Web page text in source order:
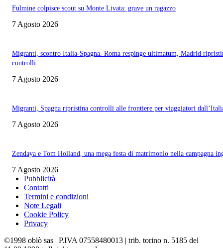
Fulmine colpisce scout su Monte Livata: grave un ragazzo
7 Agosto 2026
Migranti, scontro Italia-Spagna. Roma respinge ultimatum, Madrid
controlli
7 Agosto 2026
Migranti, Spagna ripristina controlli alle frontiere per viaggiatori
7 Agosto 2026
Zendaya e Tom Holland, una mega festa di matrimonio nella campagna
7 Agosto 2026
Pubblicità
Contatti
Termini e condizioni
Note Legali
Cookie Policy
Privacy
©1998 oblò sas | P.IVA 07558480013 | trib. torino n. 5185 del